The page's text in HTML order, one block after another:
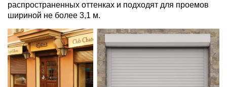
распространенных оттенках и подходят для проемов
шириной не более 3,1 м.